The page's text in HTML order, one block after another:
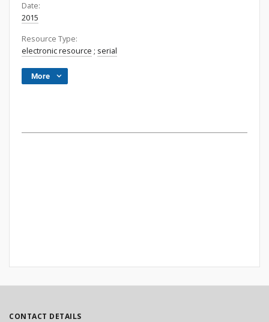
Date:
2015
Resource Type:
electronic resource ; serial
More
CONTACT DETAILS